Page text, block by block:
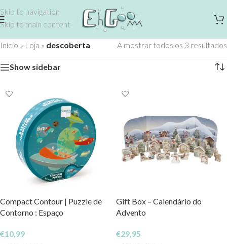
Skip to navigation
Skip to main content
Início » Loja » descoberta A mostrar todos os 3 resultados
Show sidebar
Compact Contour | Puzzle de
Contorno : Espaço
€10,99
Gift Box – Calendário do
Advento
€29,95